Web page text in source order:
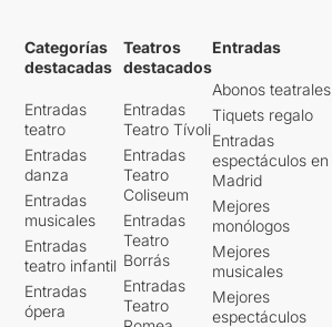
Categorías
destacadas
Entradas
teatro
Entradas
danza
Entradas
musicales
Entradas
teatro infantil
Entradas
ópera
Teatros
destacados
Entradas
Teatro Tívoli
Entradas
Teatro
Coliseum
Entradas
Teatro
Borrás
Entradas
Teatro
Entradas
Abonos teatrales
Tiquets regalo
Entradas
espectáculos en
Madrid
Mejores
monólogos
Mejores
musicales
Mejores
espectáculos